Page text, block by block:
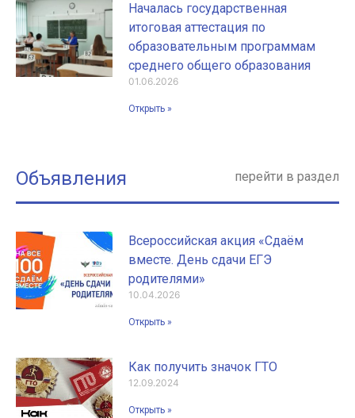
Началась государственная
итоговая аттестация по
образовательным программам
среднего общего образования
01.06.2026
Открыть »
Объявления перейти в раздел
Всероссийская акция «Сдаём
вместе. День сдачи ЕГЭ
родителями»
10.04.2026
Открыть »
Как получить значок ГТО
12.09.2024
Открыть »